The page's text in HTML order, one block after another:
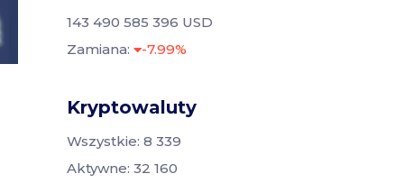
143 490 585 396 USD
Zamiana:
-7.99%
Kryptowaluty
Wszystkie: 8 339
Aktywne: 32 160